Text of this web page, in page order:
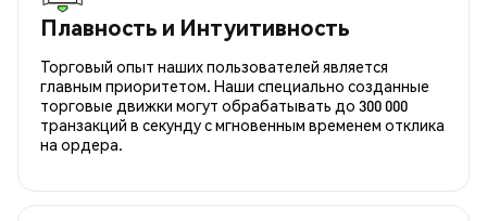
Плавность и Интуитивность
Торговый опыт наших пользователей является
главным приоритетом. Наши специально созданные
торговые движки могут обрабатывать до 300 000
транзакций в секунду с мгновенным временем отклика
на ордера.